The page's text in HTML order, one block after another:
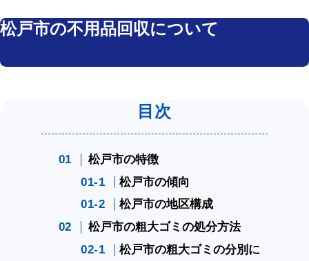
松戸市の不用品回収について
松戸市の特徴
松戸市の傾向
松戸市の地区構成
松戸市の粗大ゴミの処分方法
松戸市の粗大ゴミの分別に